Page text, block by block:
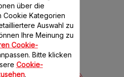
über die
Cookie Kategorien
Auswahl zu
Ihre Meinung zu
Cookie-
Bitte klicken
Cookie-
.